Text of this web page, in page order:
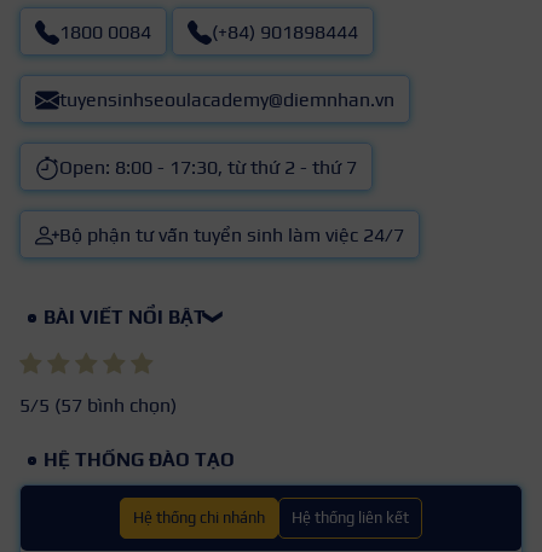
1800 0084 (+84) 901898444
tuyensinhseoulacademy@diemnhan.vn
Open: 8:00 - 17:30, từ thứ 2 - thứ 7
Bộ phận tư vấn tuyển sinh làm việc 24/7
BÀI VIẾT NỔI BẬT❯
5/5 (57 bình chọn)
HỆ THỐNG ĐÀO TẠO
Hệ thống chi nhánh Hệ thống liên kết